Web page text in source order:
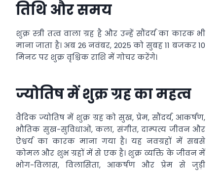
तिथि और समय
शुक्र स्त्री तत्व वाला ग्रह है और उन्‍हें सौंदर्य का कारक भी
माना जाता है। अब 26 नवंबर, 2025 को सुबह 11 बजकर 10
मिनट पर शुक्र वृश्चिक राशि में गोचर करेंगे।
ज्योतिष में शुक्र ग्रह का महत्व
वैदिक ज्योतिष में शुक्र ग्रह को सुख, प्रेम, सौंदर्य, आकर्षण,
भौतिक सुख-सुविधाओं, कला, संगीत, दाम्पत्य जीवन और
ऐश्वर्य का कारक माना गया है। यह नवग्रहों में सबसे
कोमल और शुभ ग्रहों में से एक है। शुक्र व्यक्ति के जीवन में
भोग-विलास, विलासिता, आकर्षण और प्रेम से जुड़ी